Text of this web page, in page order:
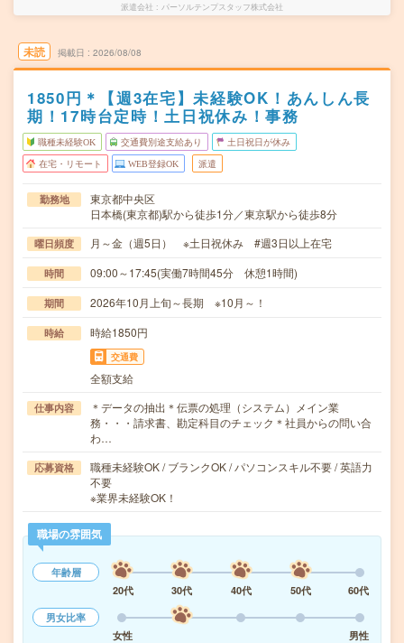
派遣会社 パーソルテンプスタッフ株式会社
未読 掲載日 2026/08/08
1850円＊【週3在宅】未経験OK！あんしん長
期！17時台定時！土日祝休み！事務
職種未経験OK 交通費別途支給あり 土日祝日が休み
在宅・リモート WEB登録OK 派遣
勤務地
東京都中央区
日本橋(東京都)駅から徒歩1分／東京駅から徒歩8分
曜日頻度 月～金（週5日） ※土日祝休み #週3日以上在宅
時間 09:00～17:45(実働7時間45分 休憩1時間)
期間 2026年10月上旬～長期 ※10月～！
時給 時給1850円
交通費
全額支給
仕事内容
＊データの抽出＊伝票の処理（システム）メイン業
務・・・請求書、勘定科目のチェック＊社員からの問い合
わ…
応募資格
職種未経験OK / ブランクOK / パソコンスキル不要 / 英語力
不要
※業界未経験OK！
職場の雰囲気
年齢層
20代
30代 40代 50代
60代
男女比率
女性
男性